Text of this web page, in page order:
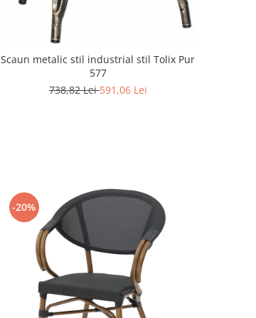
Scaun metalic stil industrial stil Tolix Pur
577
738,82 Lei591,06 Lei
-20%